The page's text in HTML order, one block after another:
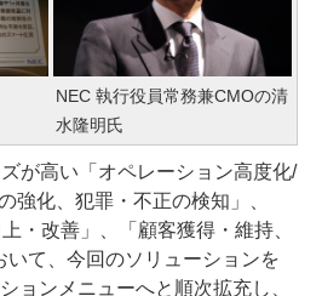
NEC 執行役員常務兼CMOの清
水隆明氏
が高い「オペレーション高度化/
強化、犯罪・不正の検知」、
・改善」、「顧客獲得・維持、
いて、今回のソリューションを
ョンメニューへと順次拡充し、